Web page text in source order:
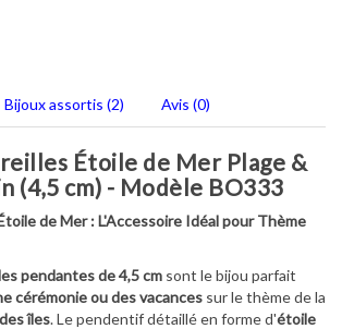
Bijoux assortis (2) Avis (0)
Étoile de Mer Plage &
(4,5 cm) - Modèle BO333
de Mer : L'Accessoire Idéal pour Thème
pendantes de 4,5 cm sont le bijou parfait
cérémonie ou des vacances sur le thème de la
îles. Le pendentif détaillé en forme d'étoile